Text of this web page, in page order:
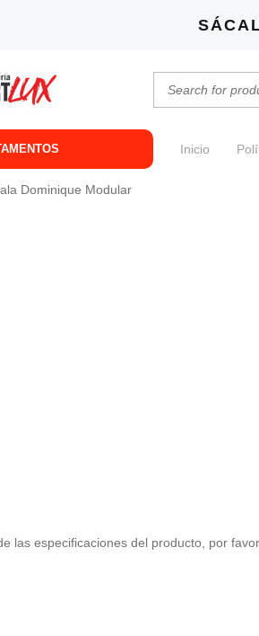
Inicio
Dominique Modular
las especificaciones del producto, por